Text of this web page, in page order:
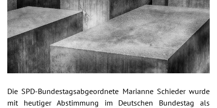
Die SPD-Bundestagsabgeordnete Marianne Schieder wurde
mit heutiger Abstimmung im Deutschen Bundestag als